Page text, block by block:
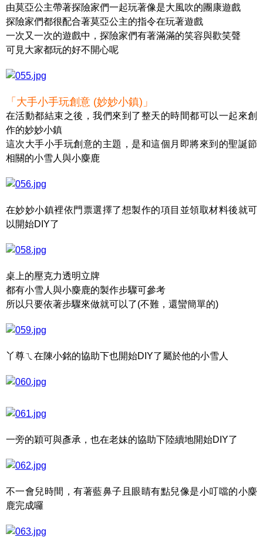
由莫亞公主帶著探險家們一起玩著像是大風吹的團康遊戲
探險家們都很配合著莫亞公主的指令在玩著遊戲
一次又一次的遊戲中，探險家們有著滿滿的笑容與歡笑聲
可見大家都玩的好不開心呢
「大手小手玩創意 (妙妙小鎮)」
在活動都結束之後，我們來到了整天的時間都可以一起來創
作的妙妙小鎮
這次大手小手玩創意的主題，是和這個月即將來到的聖誕節
相關的小雪人與小麋鹿
在妙妙小鎮裡依門票選擇了想製作的項目並領取材料後就可
以開始DIY了
桌上的壓克力透明立牌
都有小雪人與小麋鹿的製作步驟可參考
所以只要依著步驟來做就可以了(不難，還蠻簡單的)
丫尊ㄟ在陳小銘的協助下也開始DIY了屬於他的小雪人
一旁的穎可與彥承，也在老妹的協助下陸續地開始DIY了
不一會兒時間，有著藍鼻子且眼睛有點兒像是小叮噹的小麋
鹿完成囉